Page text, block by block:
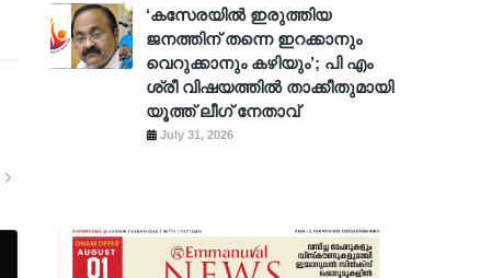
‘കസേരയിൽ ഇരുത്തിയ
ജനത്തിന് തന്നെ ഇറക്കാനും
വെറുക്കാനും കഴിയും’; പി എം
ശ്രീ വിഷയത്തിൽ താക്കീതുമായി
യൂത്ത് ലീഗ് നേതാവ്
July 31, 2026